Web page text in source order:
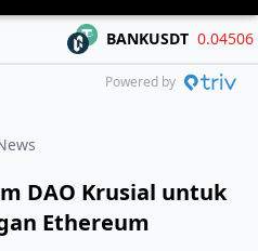
BANKUSDT 0.04506 -
Powered by
DAO Krusial untuk
Ethereum